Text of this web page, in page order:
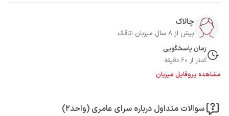
چالاک
بیش از 8 سال میزبان اتاقک
زمان پاسخگویی
کمتر از 60 دقیقه
مشاهده پروفایل میزبان
سوالات متداول درباره سرای عامری (واحد2)